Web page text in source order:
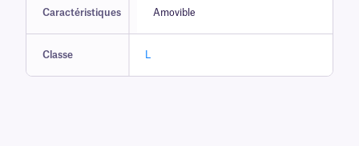
Caractéristiques Amovible
Classe